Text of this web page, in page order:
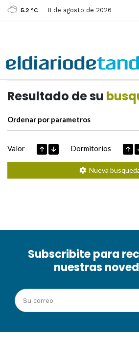
5.2 ºC 8 de agosto de 2026
Resultado de su
Ordenar por parametros
Valor Dormitorios
Nueva
Subscribite para
nuestras